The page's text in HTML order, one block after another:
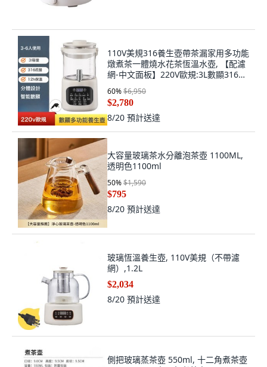
110V美規316養生壺帶茶漏家用多功能
燉煮茶一體燒水花茶恆溫水壺, 【配濾
網-中文面板】220V歐規:3L數顯316底
盤+茶漏
60%$6,950
$2,780
8/20 預計送達
大容量玻璃茶水分離泡茶壺 1100ML,
透明色1100ml
50%$1,590
$795
8/20 預計送達
玻璃恆溫養生壺, 110V美規（不帶濾
網）,1.2L
$2,034
8/20 預計送達
側把玻璃蒸茶壺 550ml, 十二角煮茶壺